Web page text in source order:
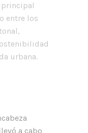
principal
entre los
urbana.
a cabo